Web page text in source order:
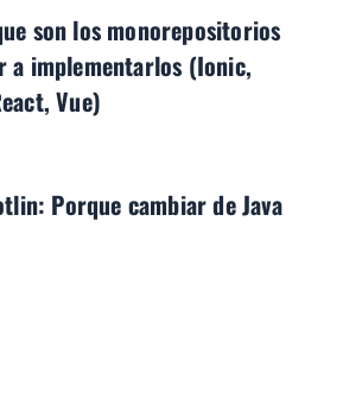
son los monorepositorios
a implementarlos (Ionic,
Vue)
Porque cambiar de Java